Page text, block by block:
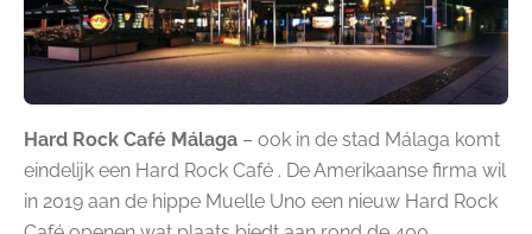
Hard Rock Café Málaga – ook in de stad Málaga komt
eindelijk een Hard Rock Café . De Amerikaanse firma wil
in 2019 aan de hippe Muelle Uno een nieuw Hard Rock